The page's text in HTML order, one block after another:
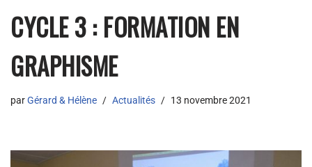
CYCLE 3 : FORMATION EN
GRAPHISME
parGérard & Hélène Actualités 13 novembre 2021